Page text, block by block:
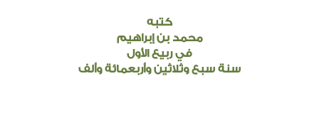
كتبه
محمد بن إبراهيم
في ربيع الأول
سنة سبع وثلاثين وأربعمائة وألف